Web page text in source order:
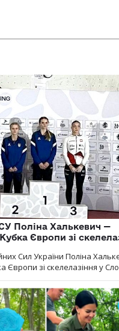
Поліна Халькевич —
Європи зі
Сил України Поліна
зі скелелазіння у